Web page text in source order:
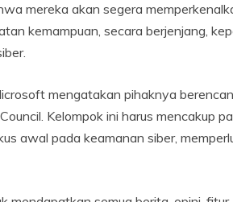
mereka akan segera
kemampuan, secara berjenjang,
mengatakan pihaknya
Kelompok ini harus mencakup
awal pada keamanan siber,